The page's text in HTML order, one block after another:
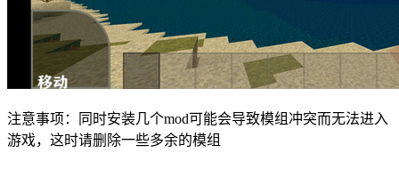
注意事项：同时安装几个mod可能会导致模组冲突而无法进入
游戏，这时请删除一些多余的模组